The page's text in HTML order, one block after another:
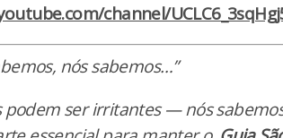
channel/
nós sabemos…”
ser irritantes — nós